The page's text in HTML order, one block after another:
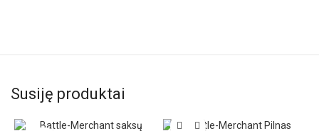
Susiję produktai